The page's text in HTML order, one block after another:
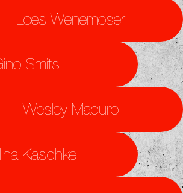
Loes Wenemoser
Smits
Wesley Maduro
Kaschke